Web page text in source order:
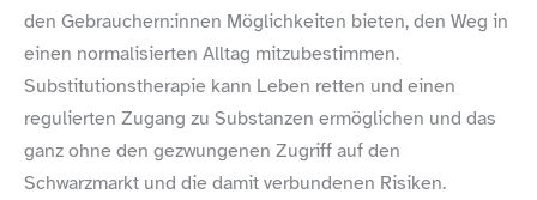
den Gebrauchern:innen Möglichkeiten bieten, den Weg in
einen normalisierten Alltag mitzubestimmen.
Substitutionstherapie kann Leben retten und einen
regulierten Zugang zu Substanzen ermöglichen und das
ganz ohne den gezwungenen Zugriff auf den
Schwarzmarkt und die damit verbundenen Risiken.